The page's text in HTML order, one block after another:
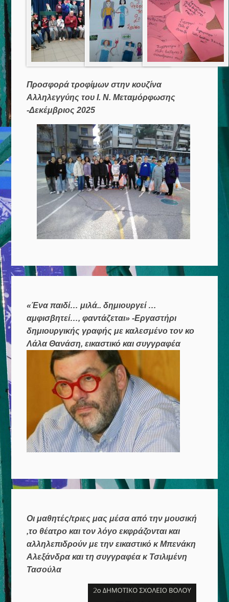
Προσφορά τροφίμων στην κουζίνα
Αλληλεγγύης του Ι. Ν. Μεταμόρφωσης
-Δεκέμβριος 2025
«Ένα παιδί… μιλά.. δημιουργεί …
αμφισβητεί…, φαντάζεται» -Εργαστήρι
δημιουργικής γραφής με καλεσμένο τον κο
Λάλα Θανάση, εικαστικό και συγγραφέα
Οι μαθητές/τριες μας μέσα από την μουσική
,το θέατρο και τον λόγο εκφράζονται και
αλληλεπιδρούν με την εικαστικό κ Μπενάκη
Αλεξάνδρα και τη συγγραφέα κ Τσιλιμένη
Τασούλα